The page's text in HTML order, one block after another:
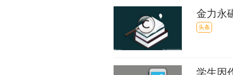
金力永
头条
学生因